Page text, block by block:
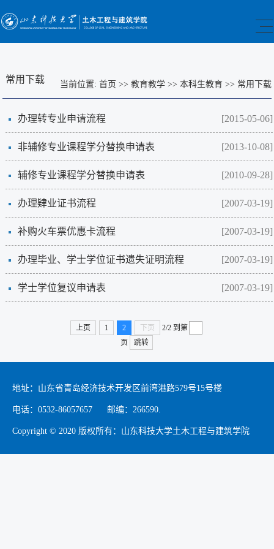
常用下载 当前位置: 首页 >> 教育教学>> 本科生教育>> 常用下载
[2015-05-06]
办理转专业申请流程
[2013-10-08]
非辅修专业课程学分替换申请表
[2010-09-28]
辅修专业课程学分替换申请表
[2007-03-19]
办理肄业证书流程
[2007-03-19]
补购火车票优惠卡流程
[2007-03-19]
办理毕业、学士学位证书遗失证明流程
[2007-03-19]
学士学位复议申请表
上页 1 2 下页 2/2 到第
页
跳转
地址：山东省青岛经济技术开发区前湾港路579号15号楼
电话：0532-86057657 邮编：266590.
Copyright © 2020 版权所有：山东科技大学土木工程与建筑学院